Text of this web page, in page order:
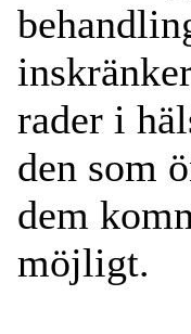
rader i
den som
dem
möjligt.